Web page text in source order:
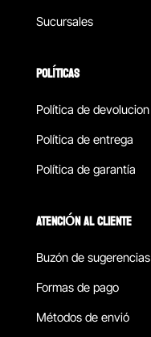
Sucursales
POLÍTICAS
Política de devolucion
Política de entrega
Política de garantía
ATENCIÓN AL CLIENTE
Buzón de sugerencias
Formas de pago
Métodos de envió